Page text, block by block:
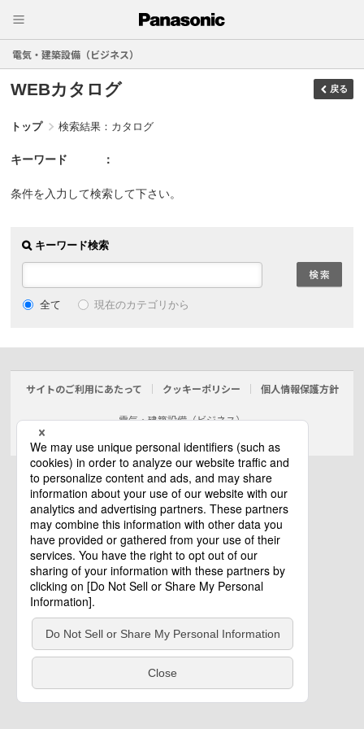
電気・建築設備（ビジネス）
WEBカタログ 戻る
トップ 検索結果：カタログ
キーワード
条件を入力して検索して下さい。
キーワード検索
全て 現在のカテゴリから
サイトのご利用にあたって クッキーポリシー 個人情報保護方針
電気・建築設備（ビジネス）